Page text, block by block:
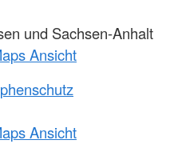
und Sachsen-Anhalt
Ansicht
Ansicht